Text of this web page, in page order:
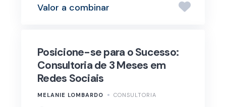
Valor a combinar
Posicione-se para o Sucesso:
Consultoria de 3 Meses em
Redes Sociais
MELANIE LOMBARDO CONSULTORIA